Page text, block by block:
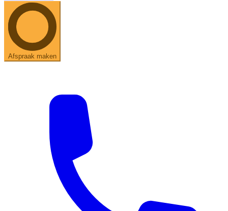
Afspraak maken